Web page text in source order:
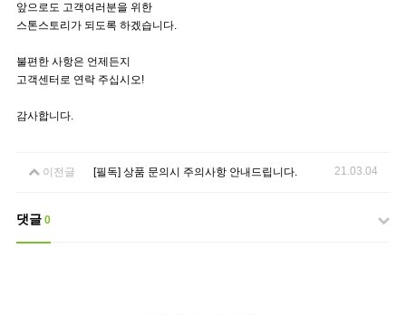
앞으로도 고객여러분을 위한
스톤스토리가 되도록 하겠습니다.
불편한 사항은 언제든지
고객센터로 연락 주십시오!
감사합니다.
이전글 [필독] 상품 문의시 주의사항 안내드립니다. 21.03.04
댓글0